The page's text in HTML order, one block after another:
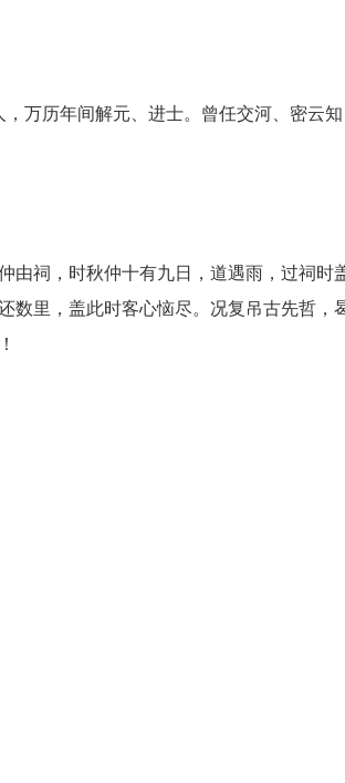
万历年间解元、进士。曾任交河、密云知
由祠，时秋仲十有九日，道遇雨，过祠时
数里，盖此时客心恼尽。况复吊古先哲，